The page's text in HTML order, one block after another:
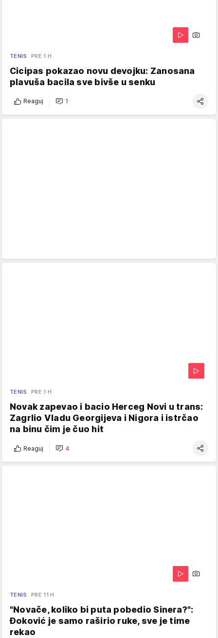
TENIS PRE 1 H
Cicipas pokazao novu devojku: Zanosana
plavuša bacila sve bivše u senku
Reaguj 1
TENIS PRE 1 H
Novak zapevao i bacio Herceg Novi u trans:
Zagrlio Vladu Georgijeva i Nigora i istrčao
na binu čim je čuo hit
Reaguj 4
TENIS PRE 11 H
"Novače, koliko bi puta pobedio Sinera?":
Đoković je samo raširio ruke, sve je time
rekao